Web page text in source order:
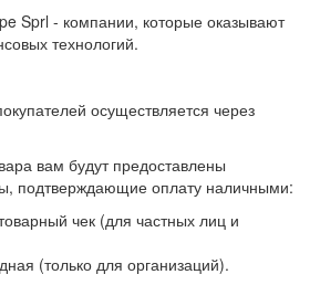
Sprl - компании, которые оказывают
технологий.
осуществляется через
вам будут предоставлены
подтверждающие оплату наличными:
чек (для частных лиц и
(только для организаций).